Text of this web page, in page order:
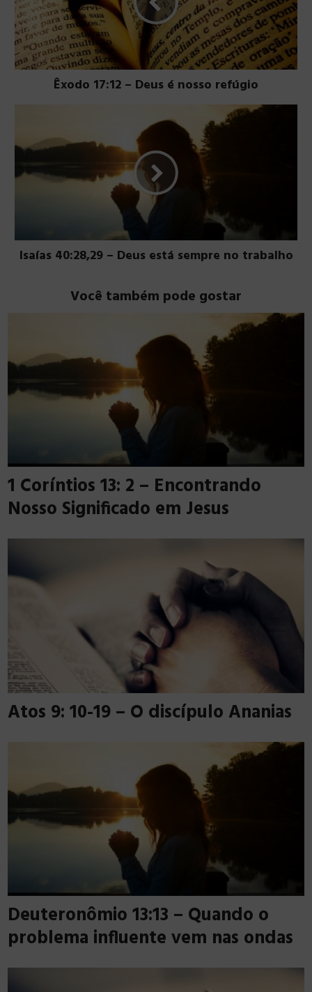
Êxodo 17:12 – Deus é nosso refúgio
Isaías 40:28,29 – Deus está sempre no trabalho
Você também pode gostar
1 Coríntios 13: 2 – Encontrando
Nosso Significado em Jesus
Atos 9: 10-19 – O discípulo Ananias
Deuteronômio 13:13 – Quando o
problema influente vem nas ondas